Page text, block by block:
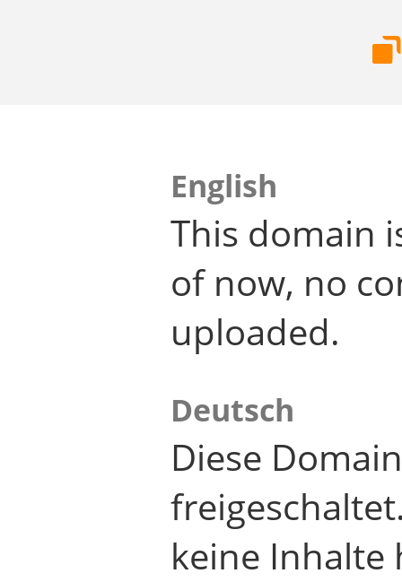
English
This domain
of now, no
uploaded.
Deutsch
Diese
keine Inhalte